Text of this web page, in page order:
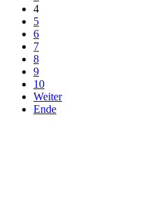
4
5
6
7
8
9
10
Weiter
Ende